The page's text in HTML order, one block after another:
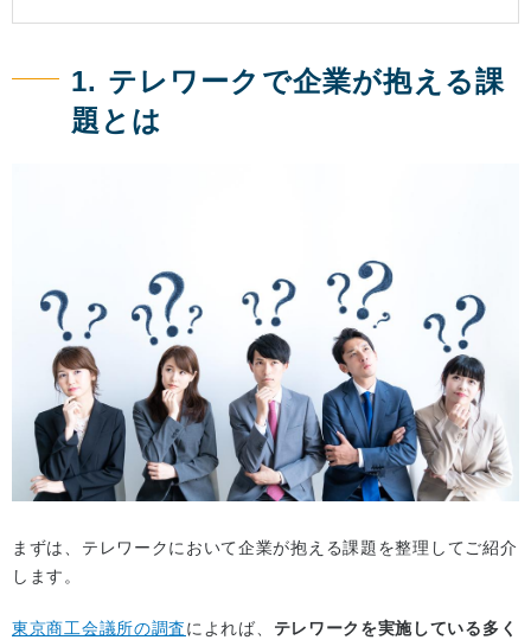
1. テレワークで企業が抱える課
題とは
まずは、テレワークにおいて企業が抱える課題を整理してご紹介
します。
東京商工会議所の調査によれば、 テレワークを実施している多く